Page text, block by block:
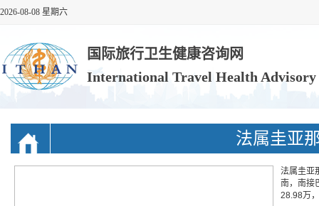
2026-08-08 星期六
国际旅行卫生健康咨询网
International Travel Health
法属圭亚
法属圭亚
南，南接
28.98万